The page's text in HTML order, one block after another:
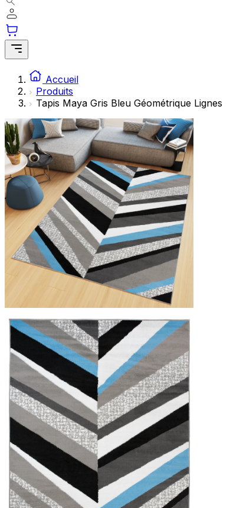
Accueil
Produits
Tapis Maya Gris Bleu Géométrique Lignes